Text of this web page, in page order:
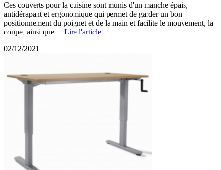
Ces couverts pour la cuisine sont munis d'un manche épais,
antidérapant et ergonomique qui permet de garder un bon
positionnement du poignet et de la main et facilite le mouvement, la
coupe, ainsi que... Lire l'article
02/12/2021